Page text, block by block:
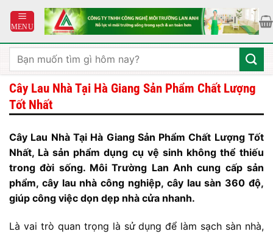
qua
dung
Tìm
kiếm:
Cây Lau Nhà Tại Hà Giang Sản Phẩm Chất Lượng
Tốt Nhất
Cây Lau Nhà Tại Hà Giang Sản Phẩm Chất Lượng Tốt
Nhất, Là sản phẩm dụng cụ vệ sinh không thể thiếu
trong đời sống. Môi Trường Lan Anh cung cấp sản
phẩm, cây lau nhà công nghiệp, cây lau sàn 360 độ,
giúp công việc dọn dẹp nhà cửa nhanh.
Là vai trò quan trọng là sử dụng để làm sạch sàn nhà,